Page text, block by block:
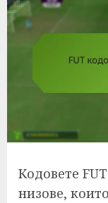
Кодовете
низове,